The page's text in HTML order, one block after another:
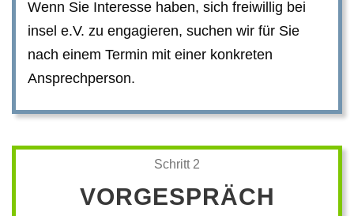
Wenn Sie Interesse haben, sich freiwillig bei
insel e.V. zu engagieren, suchen wir für Sie
nach einem Termin mit einer konkreten
Ansprechperson.
Schritt 2
VORGESPRÄCH